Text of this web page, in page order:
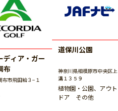
ディア・ガー
布
布市飛田給３−１
道保川公園
神奈川県相模原市中央区上
溝１３５９
植物園・公園、アウト
ドア その他